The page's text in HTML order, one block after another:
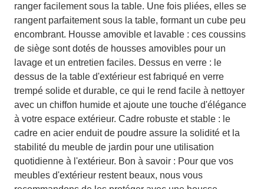
ranger facilement sous la table. Une fois pliées, elles se
rangent parfaitement sous la table, formant un cube peu
encombrant. Housse amovible et lavable : ces coussins
de siège sont dotés de housses amovibles pour un
lavage et un entretien faciles. Dessus en verre : le
dessus de la table d'extérieur est fabriqué en verre
trempé solide et durable, ce qui le rend facile à nettoyer
avec un chiffon humide et ajoute une touche d'élégance
à votre espace extérieur. Cadre robuste et stable : le
cadre en acier enduit de poudre assure la solidité et la
stabilité du meuble de jardin pour une utilisation
quotidienne à l'extérieur. Bon à savoir : Pour que vos
meubles d'extérieur restent beaux, nous vous